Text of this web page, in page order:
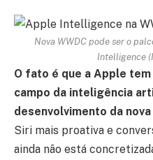
Nova WWDC pode ser o
Intelligence
O fato é que a Apple
campo da inteligência
desenvolvimento da
Siri mais proativa e
ainda não está